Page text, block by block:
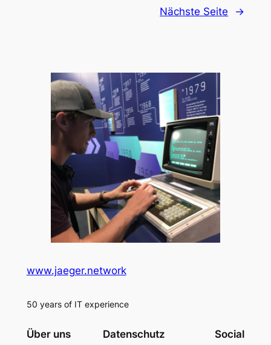
Nächste Seite →
www.jaeger.network
50 years of IT experience
Über uns Datenschutz Social